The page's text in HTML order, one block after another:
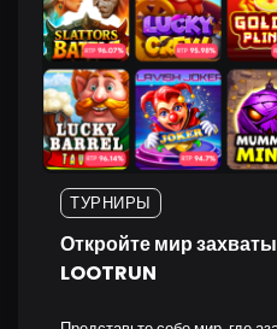
ТУРНИРЫ
Откройте мир
LOOTRUN